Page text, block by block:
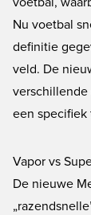
Nu voetbal
definitie
veld. De
verschillende
een specifiek
Vapor vs
De nieuwe